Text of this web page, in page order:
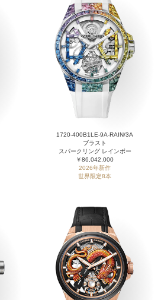
1720-400B1LE-9A-RAIN/3A
ブラスト
スパークリング レインボー
￥86,042,000
2026年新作
世界限定8本